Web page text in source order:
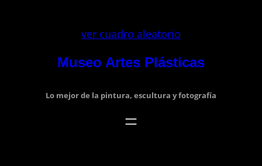
ver cuadro aleatorio
Museo Artes Plásticas
Lo mejor de la pintura, escultura y fotografía